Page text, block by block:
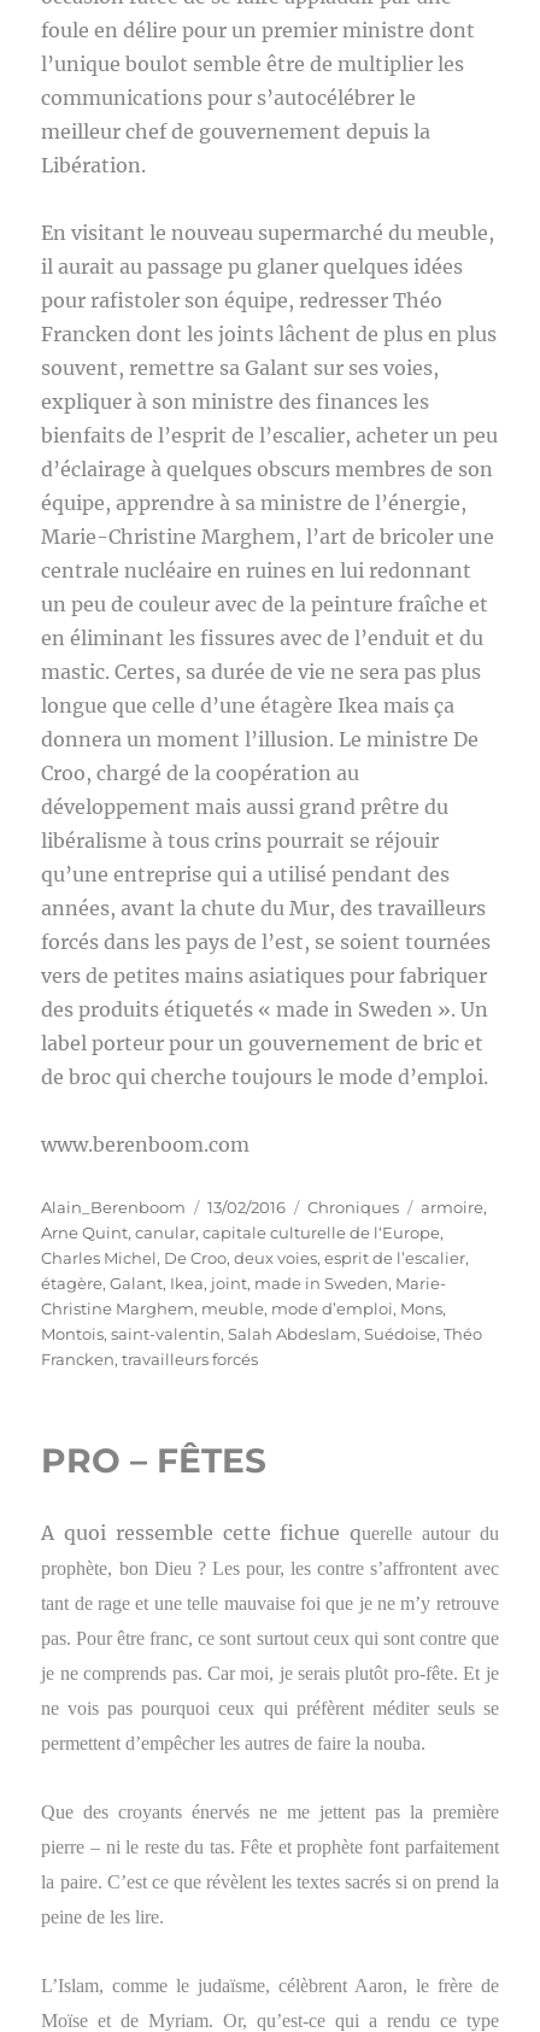
foule en délire pour un premier ministre dont
l’unique boulot semble être de multiplier les
communications pour s’autocélébrer le
meilleur chef de gouvernement depuis la
Libération.
En visitant le nouveau supermarché du meuble,
il aurait au passage pu glaner quelques idées
pour rafistoler son équipe, redresser Théo
Francken dont les joints lâchent de plus en plus
souvent, remettre sa Galant sur ses voies,
expliquer à son ministre des finances les
bienfaits de l’esprit de l’escalier, acheter un peu
d’éclairage à quelques obscurs membres de son
équipe, apprendre à sa ministre de l’énergie,
Marie-Christine Marghem, l’art de bricoler une
centrale nucléaire en ruines en lui redonnant
un peu de couleur avec de la peinture fraîche et
en éliminant les fissures avec de l’enduit et du
mastic. Certes, sa durée de vie ne sera pas plus
longue que celle d’une étagère Ikea mais ça
donnera un moment l’illusion. Le ministre De
Croo, chargé de la coopération au
développement mais aussi grand prêtre du
libéralisme à tous crins pourrait se réjouir
qu’une entreprise qui a utilisé pendant des
années, avant la chute du Mur, des travailleurs
forcés dans les pays de l’est, se soient tournées
vers de petites mains asiatiques pour fabriquer
des produits étiquetés « made in Sweden ». Un
label porteur pour un gouvernement de bric et
de broc qui cherche toujours le mode d’emploi.
www.berenboom.com
Auteur
Alain_Berenboom
Publié
le
13/02/2016 Catégories
Chroniques Étiquettes
armoire,
Arne Quint,canular,capitale culturelle de l‘Europe,
Charles Michel, De Croo,deux voies,esprit de l’escalier,
étagère,Galant, Ikea, joint, made in Sweden, Marie-
Christine Marghem, meuble, mode d’emploi, Mons,
Montois,saint-valentin,Salah Abdeslam,Suédoise,Théo
Francken,travailleurs forcés
PRO – FÊTES
A quoi ressemble cette fichue querelle autour du
prophète, bon Dieu ? Les pour, les contre s’affrontent avec
tant de rage et une telle mauvaise foi que je ne m’y retrouve
pas. Pour être franc, ce sont surtout ceux qui sont contre que
je ne comprends pas. Car moi, je serais plutôt pro-fête. Et je
ne vois pas pourquoi ceux qui préfèrent méditer seuls se
permettent d’empêcher les autres de faire la nouba.
Que des croyants énervés ne me jettent pas la première
pierre – ni le reste du tas. Fête et prophète font parfaitement
la paire. C’est ce que révèlent les textes sacrés si on prend la
peine de les lire.
L’Islam, comme le judaïsme, célèbrent Aaron, le frère de
Moïse et de Myriam. Or, qu’est-ce qui a rendu ce type